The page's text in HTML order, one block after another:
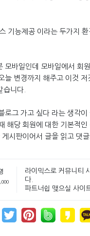
기능제공 이라는 두가지
모바일인데 모바일에서 회
늘 변경까지 해주고 이것
니다.
로그 가고 싶다 라는 생각
해당 회원에 대한 기본적
시판이어서 글을 읽고 댓
라이믹스로 커뮤니티
다.
파트너쉽 맺으실 사이